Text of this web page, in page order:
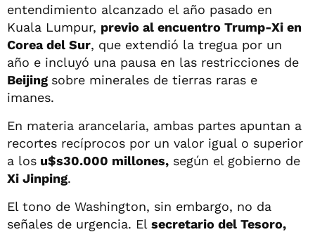
entendimiento alcanzado el año pasado en
Kuala Lumpur, previo al encuentro Trump-Xi en
Corea del Sur, que extendió la tregua por un
año e incluyó una pausa en las restricciones de
Beijing sobre minerales de tierras raras e
imanes.
En materia arancelaria, ambas partes apuntan a
recortes recíprocos por un valor igual o superior
a los u$s30.000 millones, según el gobierno de
Xi Jinping.
El tono de Washington, sin embargo, no da
señales de urgencia. El secretario del Tesoro,